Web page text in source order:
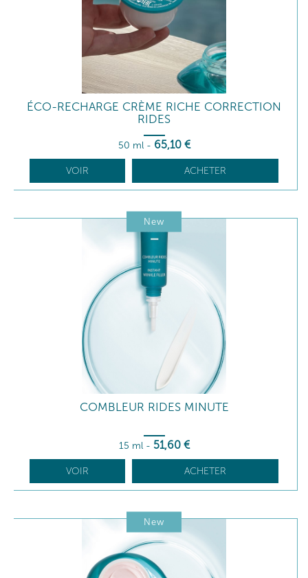
ÉCO-RECHARGE CRÈME RICHE CORRECTION
RIDES
50 ml - 65,10 €
VOIR ACHETER
New
COMBLEUR RIDES MINUTE
15 ml - 51,60 €
VOIR ACHETER
New